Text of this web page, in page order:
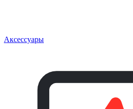
Аксессуары